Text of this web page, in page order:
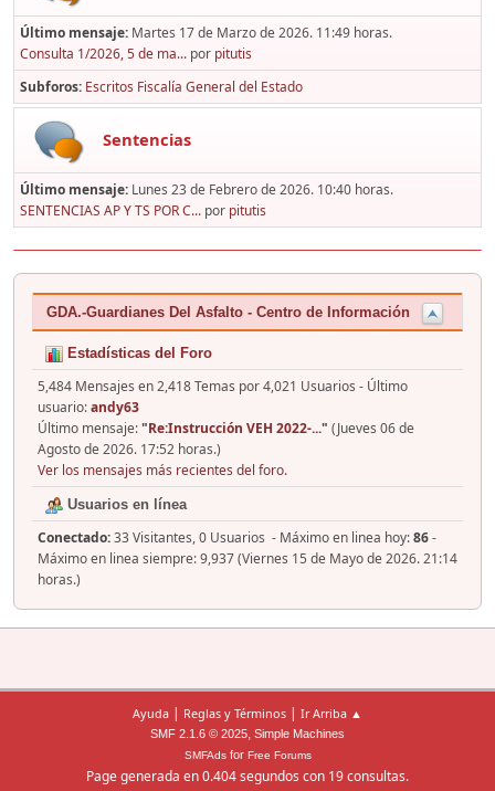
Último mensaje: Martes 17 de Marzo de 2026. 11:49 horas.
Consulta 1/2026, 5 de ma... por pitutis
Subforos Escritos Fiscalía General del Estado
Sentencias
Último mensaje: Lunes 23 de Febrero de 2026. 10:40 horas.
SENTENCIAS AP Y TS POR C... por pitutis
GDA.-Guardianes Del Asfalto - Centro de Información
Estadísticas del Foro
5,484 Mensajes en 2,418 Temas por 4,021 Usuarios - Último
usuario:andy63
Último mensaje:"Re:Instrucción VEH 2022-..." (Jueves 06 de
Agosto de 2026. 17:52 horas.)
Ver los mensajes más recientes del foro.
Usuarios en línea
Conectado:33 Visitantes, 0 Usuarios - Máximo en linea hoy:86-
Máximo en linea siempre: 9,937 (Viernes 15 de Mayo de 2026. 21:14
horas.)
Ayuda | Reglas y Términos | Ir Arriba ▲
SMF 2.1.6 © 2025, Simple Machines
SMFAdsfor Free Forums
Page generada en 0.404 segundos con 19 consultas.